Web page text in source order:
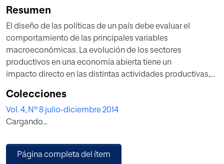
Resumen
El diseño de las políticas de un país debe evaluar el
comportamiento de las principales variables
macroeconómicas. La evolución de los sectores
productivos en una economía abierta tiene un
impacto directo en las distintas actividades productivas,
ellas tienen relación directa con el mercado internacional
y más aún cuando éste se caracteriza
por un considerable grado de inestabilidad. Este
impacto de las políticas comerciales y las relaciones
internacionales del Ecuador como componentes
Colecciones
Vol. 4, Nº 8 julio-diciembre 2014
Cargando...
Página completa del ítem